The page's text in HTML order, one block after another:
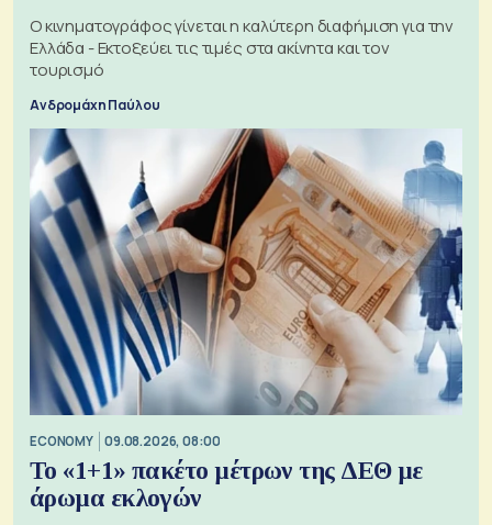
Ο κινηματογράφος γίνεται η καλύτερη διαφήμιση για την
Ελλάδα - Εκτοξεύει τις τιμές στα ακίνητα και τον
τουρισμό
Ανδρομάχη Παύλου
ECONOMY 09.08.2026, 08:00
Το «1+1» πακέτο μέτρων της ΔΕΘ με
άρωμα εκλογών